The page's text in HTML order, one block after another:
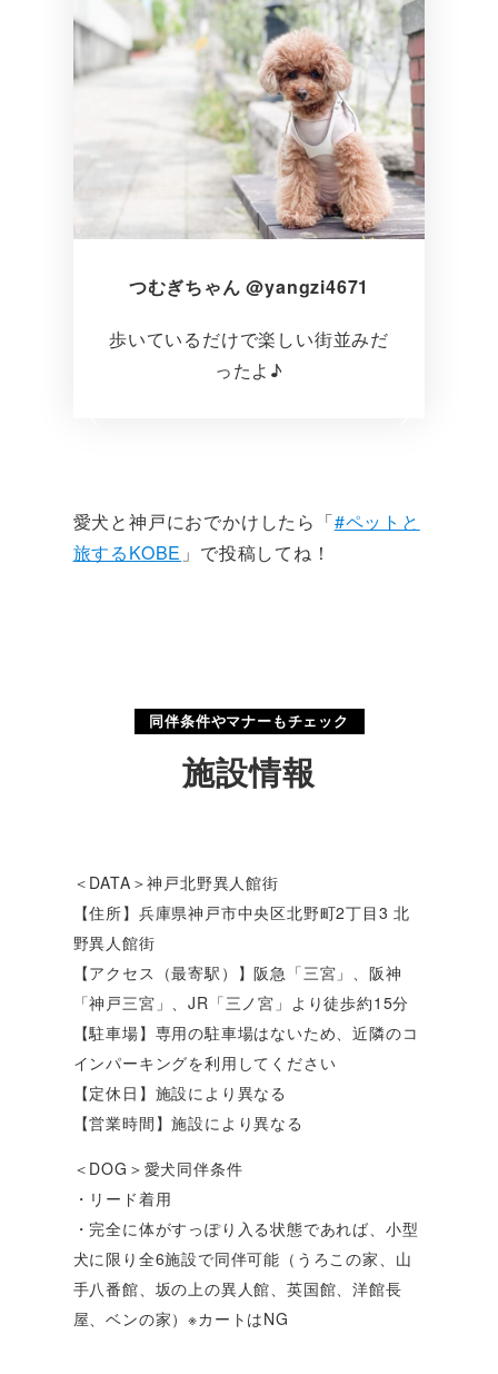
つむぎちゃん @yangzi4671
歩いているだけで楽しい街並みだ
ったよ♪
愛犬と神戸におでかけしたら「#ペットと
旅するKOBE 」で投稿してね！
同伴条件やマナーもチェック
施設情報
＜DATA＞神戸北野異人館街
【住所】兵庫県神戸市中央区北野町2丁目3 北
野異人館街
【アクセス（最寄駅）】阪急「三宮」、阪神
「神戸三宮」、JR「三ノ宮」より徒歩約15分
【駐車場】専用の駐車場はないため、近隣のコ
インパーキングを利用してください
【定休日】施設により異なる
【営業時間】施設により異なる
＜DOG＞愛犬同伴条件
・リード着用
・完全に体がすっぽり入る状態であれば、小型
犬に限り全6施設で同伴可能（うろこの家、山
手八番館、坂の上の異人館、英国館、洋館長
屋、ベンの家）※カートはNG